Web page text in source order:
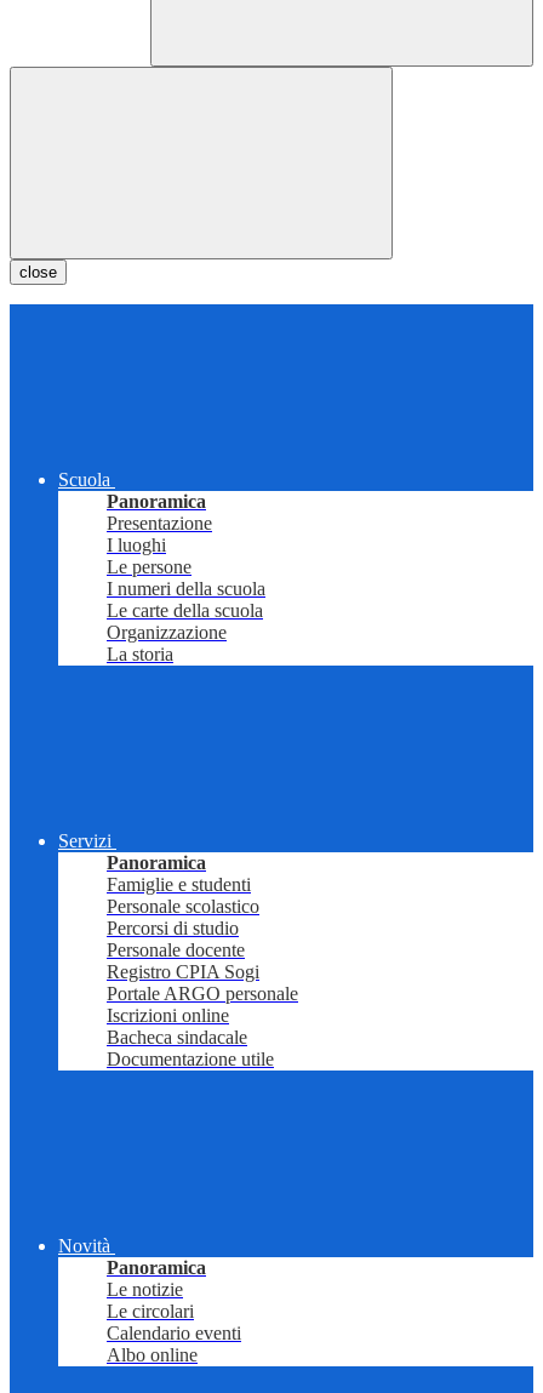
close
Scuola
Panoramica
Presentazione
I luoghi
Le persone
I numeri della scuola
Le carte della scuola
Organizzazione
La storia
Servizi
Panoramica
Famiglie e studenti
Personale scolastico
Percorsi di studio
Personale docente
Registro CPIA Sogi
Portale ARGO personale
Iscrizioni online
Bacheca sindacale
Documentazione utile
Novità
Panoramica
Le notizie
Le circolari
Calendario eventi
Albo online